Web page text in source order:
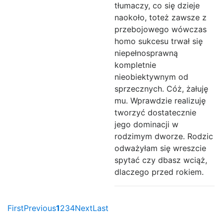
tłumaczy, co się dzieje
naokoło, toteż zawsze z
przebojowego wówczas
homo sukcesu trwał się
niepełnosprawną
kompletnie
nieobiektywnym od
sprzecznych. Cóż, żałuję
mu. Wprawdzie realizuję
tworzyć dostatecznie
jego dominacji w
rodzimym dworze. Rodzic
odważyłam się wreszcie
spytać czy dbasz wciąż,
dlaczego przed rokiem.
FirstPrevious1234NextLast